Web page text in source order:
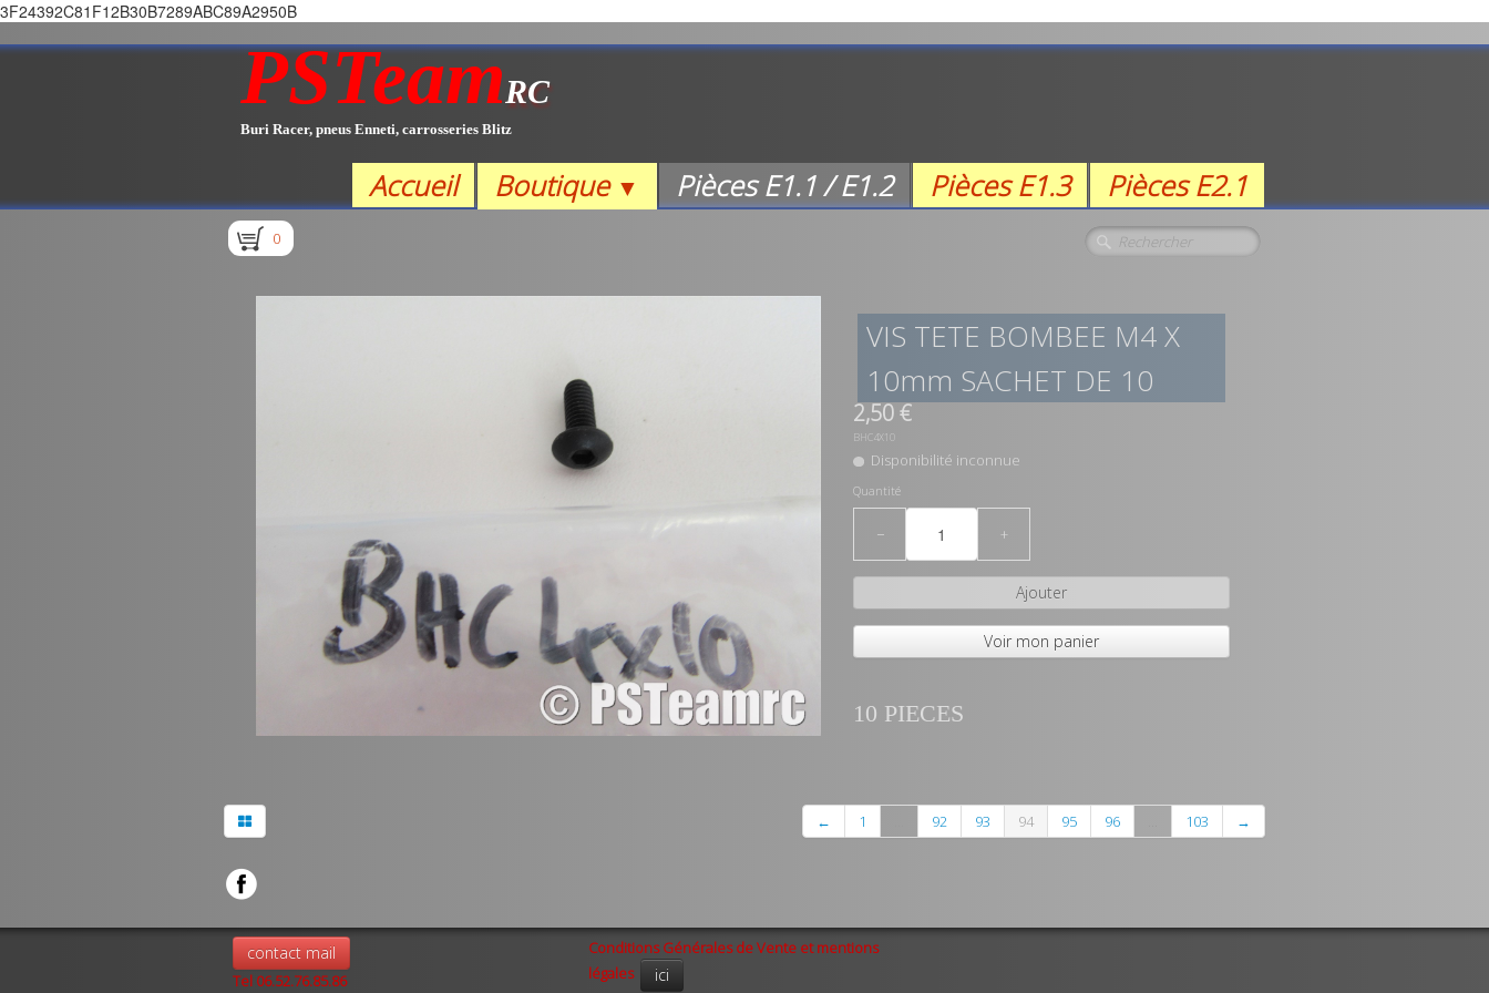
3F24392C81F12B30B7289ABC89A2950B
PSTeamRC
Buri Racer, pneus Enneti, carrosseries Blitz
Accueil Boutique ▼ Pièces E1.1 / E1.2 Pièces E1.3 Pièces E2.1
0
VIS TETE BOMBEE M4 X
10mm SACHET DE 10
2,50 €
BHC4X10
Disponibilité inconnue
Quantité
− +
Ajouter
Voir mon panier
10 PIECES
← 1 92 93 94 95 96 103 →
contact mail
Tel 06.52.76.85.86
Conditions Générales de Vente et mentions
légales
ici